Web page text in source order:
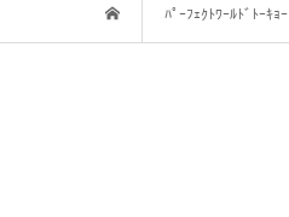
ﾊﾟｰﾌｪｸﾄﾜｰﾙﾄﾞﾄｰｷｮｰ